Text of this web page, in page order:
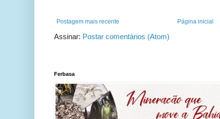
Postagem mais recente Página inicial
Assinar: Postar comentários (Atom)
Ferbasa